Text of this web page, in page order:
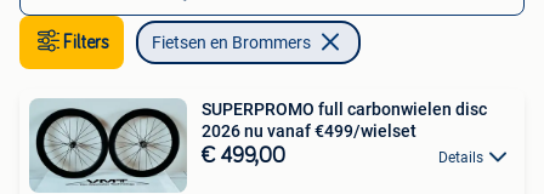
Filters Fietsen en Brommers
SUPERPROMO full carbonwielen disc
2026 nu vanaf €499/wielset
€ 499,00 Details